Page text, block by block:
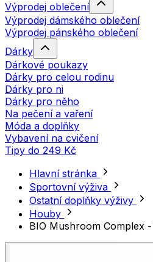
Výprodej oblečení
Výprodej dámského oblečení
Výprodej pánského oblečení
Dárky
Dárkové poukazy
Dárky pro celou rodinu
Dárky pro ni
Dárky pro něho
Na pečení a vaření
Móda a doplňky
Vybavení na cvičení
Tipy do 249 Kč
Hlavní stránka
Sportovní výživa
Ostatní doplňky výživy
Houby
BIO Mushroom Complex -